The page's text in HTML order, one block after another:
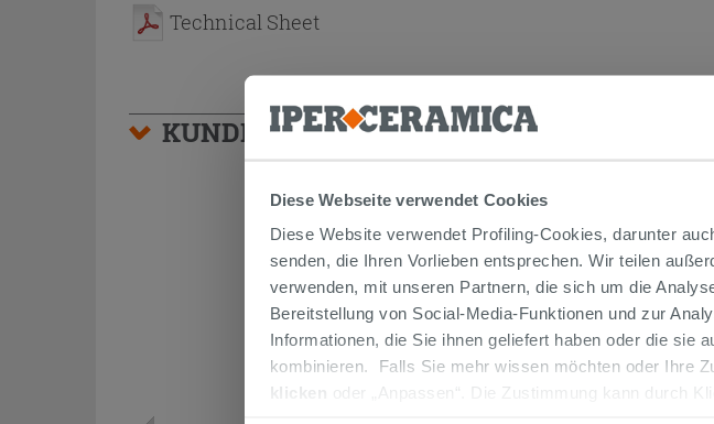
Diese Webseite verwendet Cookies
Diese Website verwendet Profiling-Cookies, darunter
senden, die Ihren Vorlieben entsprechen. Wir teilen
verwenden, mit unseren Partnern, die sich um die
Bereitstellung von Social-Media-Funktionen und zur
Informationen, die Sie ihnen geliefert haben oder die sie
kombinieren. Falls Sie mehr wissen möchten oder Ihre
klicken
oder „Anpassen“. Die Zustimmung kann durch
Technical Sheet
KUNDEN, DIE DIESEN ARTIKEL GEKAUFT
OUTLET